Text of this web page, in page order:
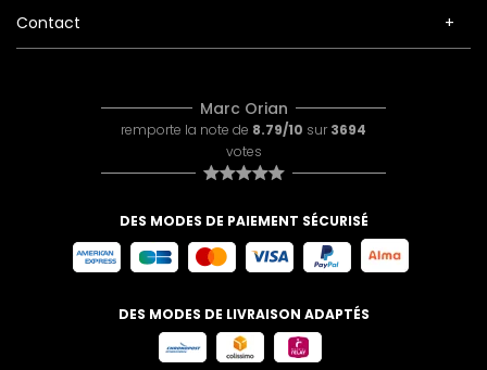
Contact
Marc Orian
remporte la note de 8.79/10 sur 3694
votes
DES MODES DE PAIEMENT SÉCURISÉ
DES MODES DE LIVRAISON ADAPTÉS